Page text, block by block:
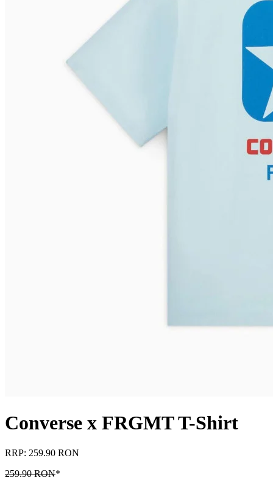
Converse x FRGMT T-Shirt
RRP: 259.90 RON
259.90 RON*